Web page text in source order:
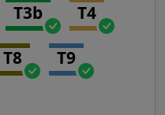
T3b T4
T8 T9